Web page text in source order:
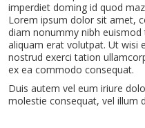
imperdiet doming id quod
Lorem ipsum dolor sit amet,
diam nonummy nibh
aliquam erat volutpat. Ut wisi
nostrud exerci tation
ex ea commodo consequat.
Duis autem vel eum iriure
molestie consequat, vel illum